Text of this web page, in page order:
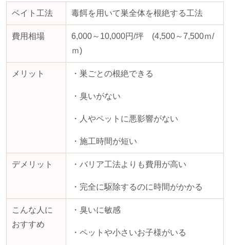
ベイト工法 毒餌を用いて巣全体を根絶する工法
費用相場 6,000～ 10,000円/坪 (4,500～7,500ｍ/
ｍ)
メリット ・巣ごとの根絶できる
・臭いがない
・人やペットに悪影響がない
・施工時間が短い
デメリット ・バリア工法よりも費用が高い
・完全に駆除するのに時間がかかる
こんな人に
おすすめ
・臭いに敏感
・ペットや小さいお子様がいる